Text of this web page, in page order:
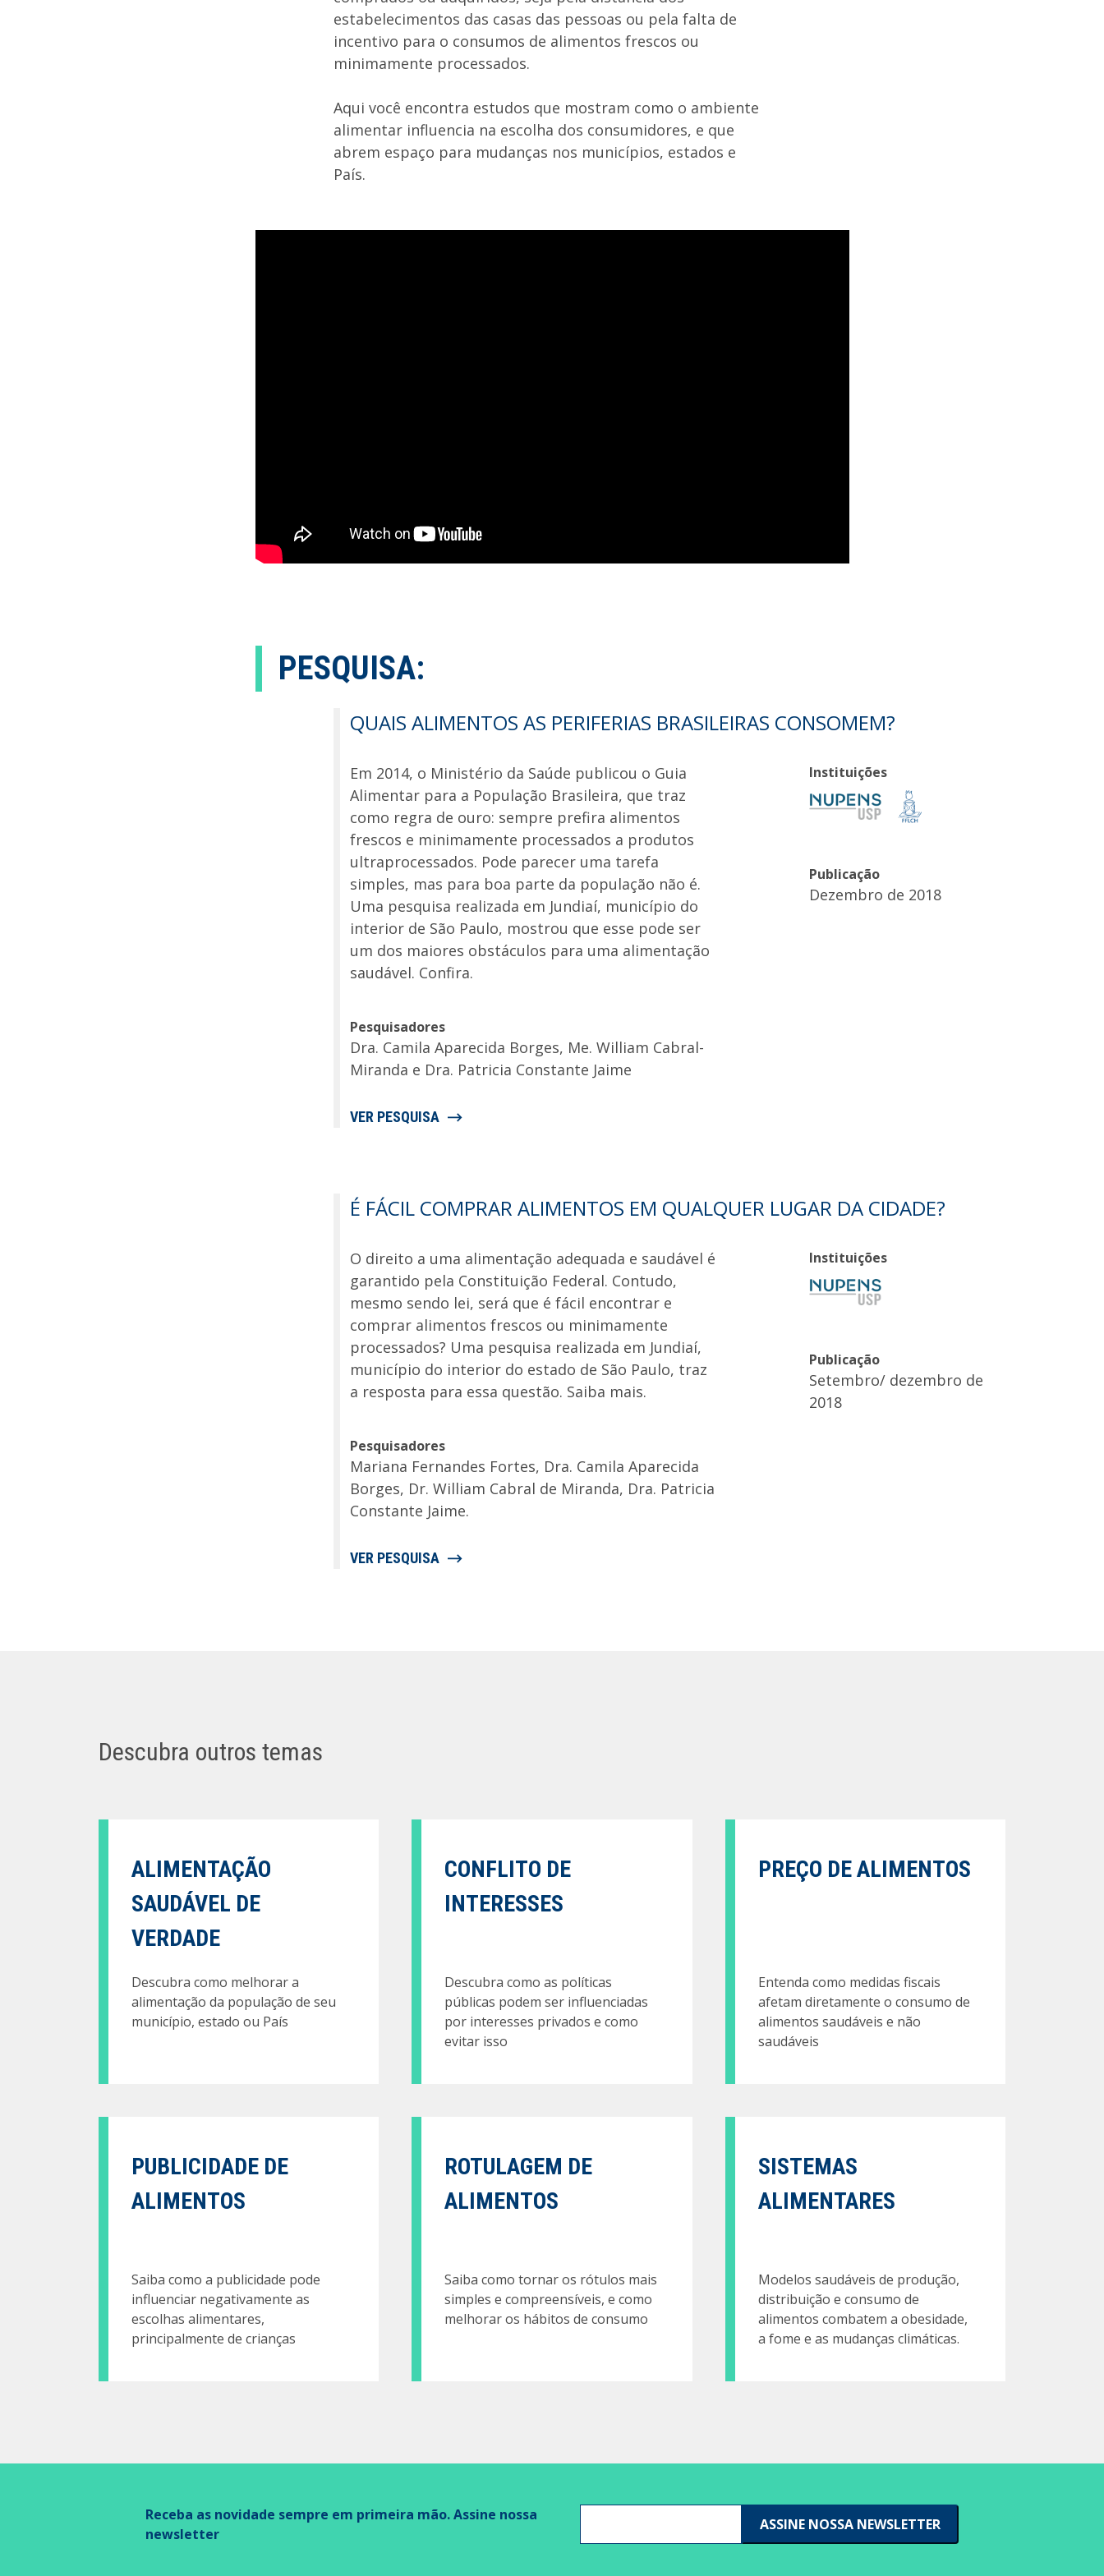
estabelecimentos das casas das pessoas ou pela falta de
incentivo para o consumos de alimentos frescos ou
minimamente processados.
Aqui você encontra estudos que mostram como o ambiente
alimentar influencia na escolha dos consumidores, e que
abrem espaço para mudanças nos municípios, estados e
País.
PESQUISA:
QUAIS ALIMENTOS AS PERIFERIAS BRASILEIRAS CONSOMEM?
Em 2014, o Ministério da Saúde publicou o Guia
Alimentar para a População Brasileira, que traz
como regra de ouro: sempre prefira alimentos
frescos e minimamente processados a produtos
ultraprocessados. Pode parecer uma tarefa
simples, mas para boa parte da população não é.
Uma pesquisa realizada em Jundiaí, município do
interior de São Paulo, mostrou que esse pode ser
um dos maiores obstáculos para uma alimentação
saudável. Confira.
Pesquisadores
Dra. Camila Aparecida Borges, Me. William Cabral-
Miranda e Dra. Patricia Constante Jaime
Instituições
Publicação
Dezembro de 2018
VER PESQUISA
É FÁCIL COMPRAR ALIMENTOS EM QUALQUER LUGAR DA CIDADE?
O direito a uma alimentação adequada e saudável é
garantido pela Constituição Federal. Contudo,
mesmo sendo lei, será que é fácil encontrar e
comprar alimentos frescos ou minimamente
processados? Uma pesquisa realizada em Jundiaí,
município do interior do estado de São Paulo, traz
a resposta para essa questão. Saiba mais.
Pesquisadores
Mariana Fernandes Fortes, Dra. Camila Aparecida
Borges, Dr. William Cabral de Miranda, Dra. Patricia
Constante Jaime.
Instituições
Publicação
Setembro/ dezembro de
2018
VER PESQUISA
Descubra outros temas
ALIMENTAÇÃO
SAUDÁVEL DE
VERDADE
Descubra como melhorar a
alimentação da população de seu
município, estado ou País
CONFLITO DE
INTERESSES
Descubra como as políticas
públicas podem ser influenciadas
por interesses privados e como
evitar isso
PREÇO DE ALIMENTOS
Entenda como medidas fiscais
afetam diretamente o consumo de
alimentos saudáveis e não
saudáveis
PUBLICIDADE DE
ALIMENTOS
Saiba como a publicidade pode
influenciar negativamente as
escolhas alimentares,
principalmente de crianças
ROTULAGEM DE
ALIMENTOS
Saiba como tornar os rótulos mais
simples e compreensíveis, e como
melhorar os hábitos de consumo
SISTEMAS
ALIMENTARES
Modelos saudáveis de produção,
distribuição e consumo de
alimentos combatem a obesidade,
a fome e as mudanças climáticas.
Receba as novidade sempre em primeira mão. Assine nossa
newsletter